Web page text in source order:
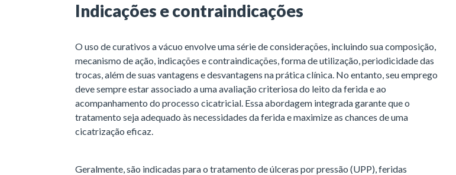
Indicações e contraindicações
O uso de curativos a vácuo envolve uma série de considerações, incluindo sua composição,
mecanismo de ação, indicações e contraindicações, forma de utilização, periodicidade das
trocas, além de suas vantagens e desvantagens na prática clínica. No entanto, seu emprego
deve sempre estar associado a uma avaliação criteriosa do leito da ferida e ao
acompanhamento do processo cicatricial. Essa abordagem integrada garante que o
tratamento seja adequado às necessidades da ferida e maximize as chances de uma
cicatrização eficaz.
Geralmente, são indicadas para o tratamento de úlceras por pressão (UPP), feridas